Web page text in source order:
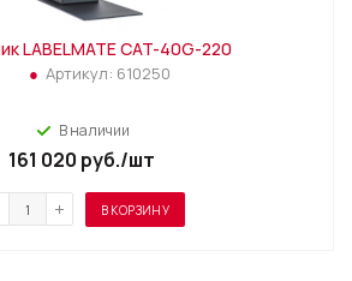
LABELMATE CAT-40G-220
Артикул: 610250
В наличии
161 020 руб./шт
В КОРЗИНУ